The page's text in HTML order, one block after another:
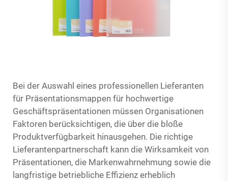
Bei der Auswahl eines professionellen Lieferanten
für Präsentationsmappen für hochwertige
Geschäftspräsentationen müssen Organisationen
Faktoren berücksichtigen, die über die bloße
Produktverfügbarkeit hinausgehen. Die richtige
Lieferantenpartnerschaft kann die Wirksamkeit von
Präsentationen, die Markenwahrnehmung sowie die
langfristige betriebliche Effizienz erheblich